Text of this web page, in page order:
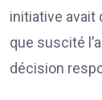
initiative avait
que suscité
décision